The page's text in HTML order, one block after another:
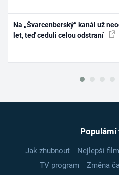
Na „Švarcenberský“ kanál už
let, teď ceduli celou odstraní
Populární
Jak zhubnout Nejlepší
TV program
Změna